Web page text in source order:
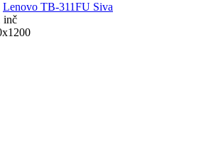
Lenovo TB-311FU Siva
inč